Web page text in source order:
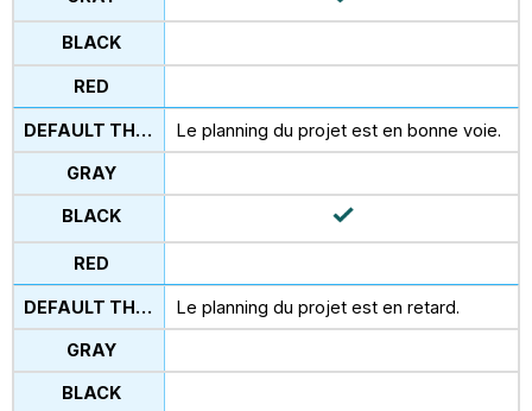
Le planning du projet est en bonne voie.
Le planning du projet est en retard.